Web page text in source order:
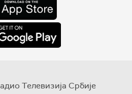
Телевизија Србије